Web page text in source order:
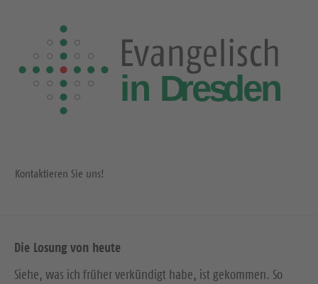
Kontaktieren Sie uns!
Die Losung von heute
Siehe, was ich früher verkündigt habe, ist gekommen. So